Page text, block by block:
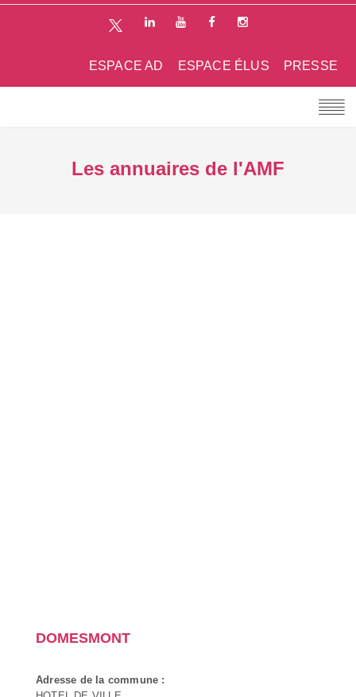
PRESSE
ESPACE ÉLUS
ESPACE AD
Les annuaires de l'AMF
DOMESMONT
Adresse de la commune :